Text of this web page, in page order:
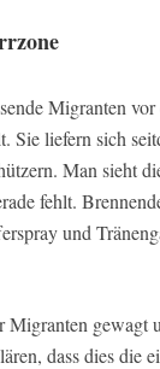
Migranten
Sie liefern sich
Man sieht
fehlt.
und
gewagt
dass dies die